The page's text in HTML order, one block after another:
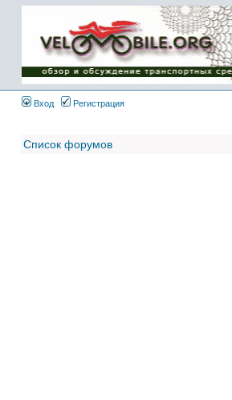
Имя пользователя:
Пароль:
{ LOG_ME_IN_SHORT
}
Вход Регистрация
Список форумов